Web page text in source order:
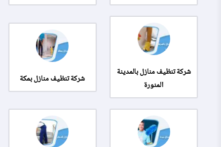
شركة تنظيف منازل بالمدينة
المنورة
شركة تنظيف منازل بمكة